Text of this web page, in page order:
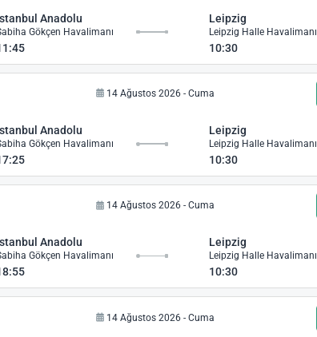
Anadolu
Gökçen Havalimanı
Leipzig
Leipzig Halle Havalimanı
10:30
14 Ağustos 2026 - Cuma
Anadolu
Gökçen Havalimanı
Leipzig
Leipzig Halle Havalimanı
10:30
14 Ağustos 2026 - Cuma
Anadolu
Gökçen Havalimanı
Leipzig
Leipzig Halle Havalimanı
10:30
14 Ağustos 2026 - Cuma